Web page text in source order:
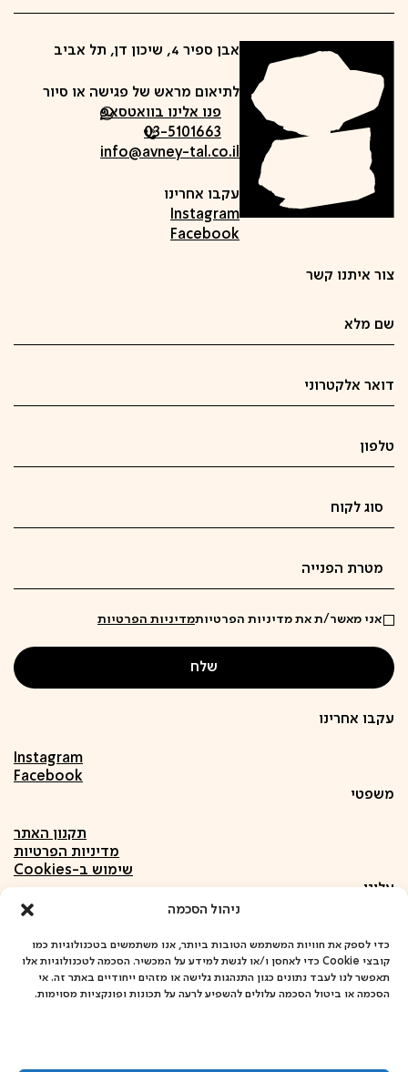
ניהול הסכמה
כדי לספק את חוויות המשתמש הטובות ביותר, אנו משתמשים בטכנולוגיות כמו
קובצי Cookie כדי לאחסן ו/או לגשת למידע על המכשיר. הסכמה לטכנולוגיות אלו
תאפשר לנו לעבד נתונים כגון התנהגות גלישה או מזהים ייחודיים באתר זה. אי
הסכמה או ביטול הסכמה עלולים להשפיע לרעה על תכונות ופונקציות מסוימות.
צור איתנו קשר
אני מאשר/ת את מדיניות הפרטיותמדיניות הפרטיות
עקבו אחרינו
Instagram
Facebook
משפטי
תקנון האתר
מדיניות הפרטיות
שימוש ב-Cookies
עלינו
חומרים
פרויקטים
שיתופי פעולה
כתובתנו
אבן ספיר 4, שיכון דן, תל אביב
לתיאום מראש של פגישה או סיור
פנו אלינו בוואטסאפ
03-5101663
info@avney-tal.co.il
עקבו אחרינו
Instagram
Facebook